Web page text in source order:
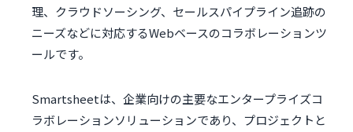
理、クラウドソーシング、セールスパイプライン追跡の
ニーズなどに対応するWebベースのコラボレーションツ
ールです。
Smartsheetは、企業向けの主要なエンタープライズコ
ラボレーションソリューションであり、プロジェクトと